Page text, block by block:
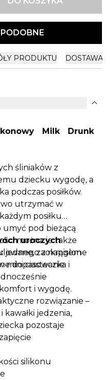
PRODUKTU DOSTAWA
expand_more
Milk Drunk
śliniaków z
dziecku wygodę, a
podczas posiłków.
utrzymać w
posiłku
pod bieżącą
można je także
zaokrąglone
dopasowanie
i wygodę.
rozwiązanie –
jedzenia,
pozostaje
uroczych
jednego z napisem
mini ciasteczka i
silikonu